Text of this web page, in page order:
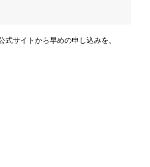
サイトから早めの申し込みを。